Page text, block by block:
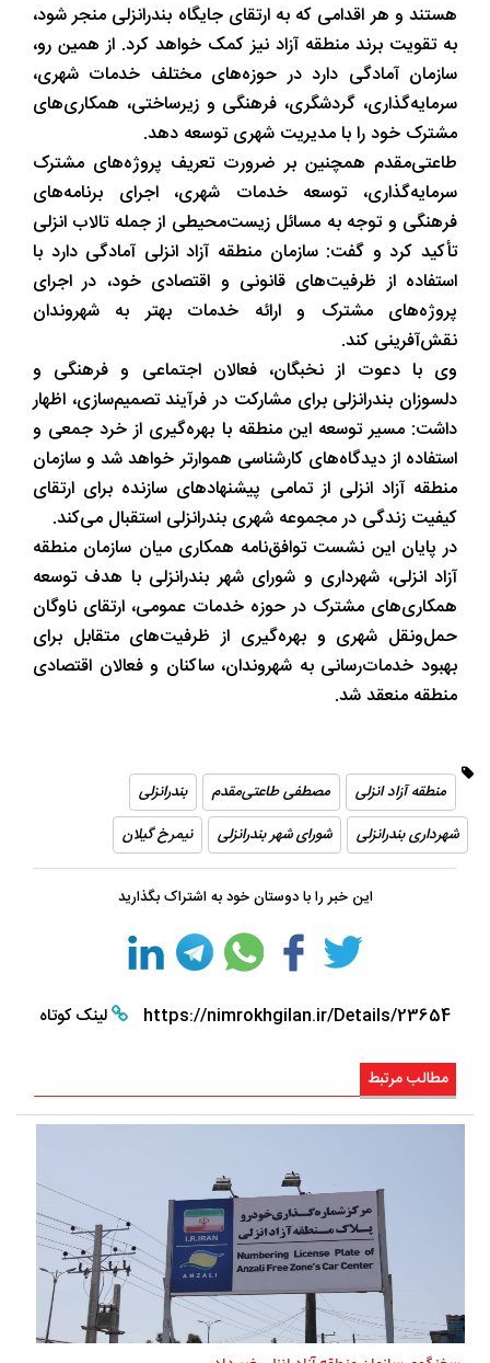
هستند و هر اقدامی که به ارتقای جایگاه بندرانزلی منجر شود،
به تقویت برند منطقه آزاد نیز کمک خواهد کرد. از همین رو،
سازمان آمادگی دارد در حوزه‌های مختلف خدمات شهری،
سرمایه‌گذاری، گردشگری، فرهنگی و زیرساختی، همکاری‌های
مشترک خود را با مدیریت شهری توسعه دهد.
طاعتی‌مقدم همچنین بر ضرورت تعریف پروژه‌های مشترک
سرمایه‌گذاری، توسعه خدمات شهری، اجرای برنامه‌های
فرهنگی و توجه به مسائل زیست‌محیطی از جمله تالاب انزلی
تأکید کرد و گفت: سازمان منطقه آزاد انزلی آمادگی دارد با
استفاده از ظرفیت‌های قانونی و اقتصادی خود، در اجرای
پروژه‌های مشترک و ارائه خدمات بهتر به شهروندان
نقش‌آفرینی کند.
وی با دعوت از نخبگان، فعالان اجتماعی و فرهنگی و
دلسوزان بندرانزلی برای مشارکت در فرآیند تصمیم‌سازی، اظهار
داشت: مسیر توسعه این منطقه با بهره‌گیری از خرد جمعی و
استفاده از دیدگاه‌های کارشناسی هموارتر خواهد شد و سازمان
منطقه آزاد انزلی از تمامی پیشنهادهای سازنده برای ارتقای
کیفیت زندگی در مجموعه شهری بندرانزلی استقبال می‌کند.
در پایان این نشست توافق‌نامه همکاری میان سازمان منطقه
آزاد انزلی، شهرداری و شورای شهر بندرانزلی با هدف توسعه
همکاری‌های مشترک در حوزه خدمات عمومی، ارتقای ناوگان
حمل‌ونقل شهری و بهره‌گیری از ظرفیت‌های متقابل برای
بهبود خدمات‌رسانی به شهروندان، ساکنان و فعالان اقتصادی
منطقه منعقد شد.
منطقه آزاد انزلی مصطفی طاعتی‌مقدم
بندرانزلی
شهرداری بندرانزلی
شورای شهر بندرانزلی نیمرخ گیلان
این خبر را با دوستان خود به اشتراک بگذارید
https://nimrokhgilan.ir/Details/23654 لینک کوتاه
مطالب مرتبط